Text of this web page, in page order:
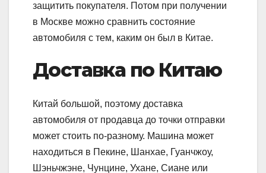
защитить покупателя. Потом при получении
в Москве можно сравнить состояние
автомобиля с тем, каким он был в Китае.
Доставка по Китаю
Китай большой, поэтому доставка
автомобиля от продавца до точки отправки
может стоить по-разному. Машина может
находиться в Пекине, Шанхае, Гуанчжоу,
Шэньчжэне, Чунцине, Ухане, Сиане или